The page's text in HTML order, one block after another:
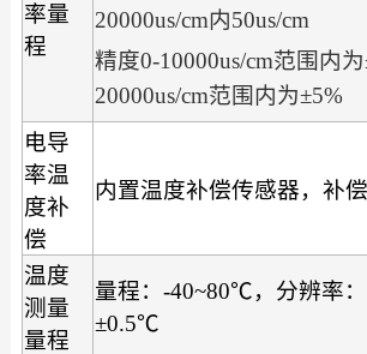
率量
程
20000us/cm内50us/cm
精度0-10000us/cm范围内
20000us/cm范围内为±5%
电导
率温
度补
偿
内置温度补偿传感器，补
温度
测量
量程
量程：-40~80℃，分辨率
±0.5℃